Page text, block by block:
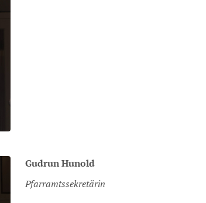
GudrunHunold
Pfarramtssekretärin